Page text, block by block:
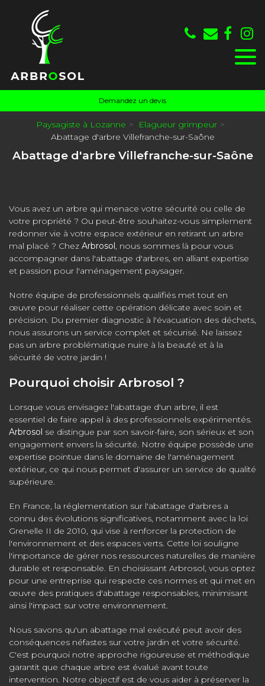
Demandez un devis
Paysagiste à Lozanne
Elagueur grimpeur
Abattage d'arbre Villefranche-sur-Saône
Abattage d'arbre Villefranche-sur-Saône
Vous avez un arbre qui menace votre sécurité ou celle de
votre propriété ? Ou peut-être souhaitez-vous simplement
redonner vie à votre espace extérieur en retirant un arbre
mal placé ? Chez Arbrosol, nous sommes là pour vous
accompagner dans l'abattage d'arbres, en alliant expertise
et passion pour l'aménagement paysager.
Notre équipe de professionnels qualifiés met tout en
œuvre pour réaliser cette opération délicate avec soin et
précision. Du premier diagnostic à l'évacuation des déchets,
nous assurons un service complet et sécurisé. Ne laissez
pas un arbre problématique nuire à la beauté et à la
sécurité de votre jardin !
Pourquoi choisir Arbrosol ?
Lorsque vous envisagez l'abattage d'un arbre, il est
essentiel de faire appel à des professionnels expérimentés.
Arbrosol se distingue par son savoir-faire, son sérieux et son
engagement envers la sécurité. Notre équipe possède une
expertise pointue dans le domaine de l'aménagement
extérieur, ce qui nous permet d'assurer un service de qualité
supérieure.
En France, la réglementation sur l'abattage d'arbres a
connu des évolutions significatives, notamment avec la loi
Grenelle II de 2010, qui vise à renforcer la protection de
l'environnement et des espaces verts. Cette loi souligne
l'importance de gérer nos ressources naturelles de manière
durable et responsable. En choisissant Arbrosol, vous optez
pour une entreprise qui respecte ces normes et qui met en
œuvre des pratiques d'abattage responsables, minimisant
ainsi l'impact sur votre environnement.
Nous savons qu'un abattage mal exécuté peut avoir des
conséquences néfastes sur votre jardin et votre sécurité.
C'est pourquoi notre approche rigoureuse et méthodique
garantit que chaque arbre est évalué avant toute
intervention. Notre objectif est de vous aider à préserver la